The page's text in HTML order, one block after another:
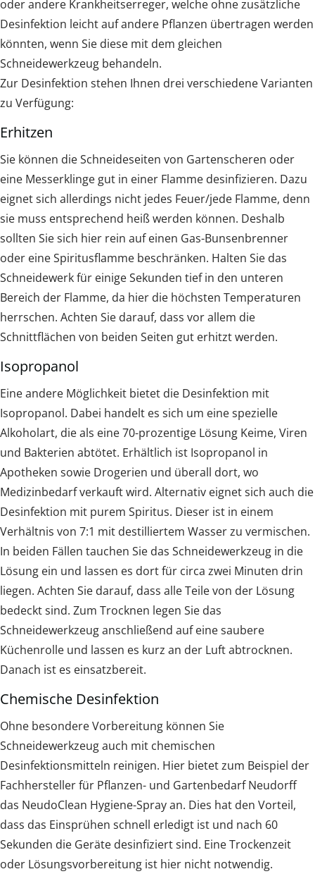
oder andere Krankheitserreger, welche ohne zusätzliche
Desinfektion leicht auf andere Pflanzen übertragen werden
könnten, wenn Sie diese mit dem gleichen
Schneidewerkzeug behandeln.
Zur Desinfektion stehen Ihnen drei verschiedene Varianten
zu Verfügung:
Erhitzen
Sie können die Schneideseiten von Gartenscheren oder
eine Messerklinge gut in einer Flamme desinfizieren. Dazu
eignet sich allerdings nicht jedes Feuer/jede Flamme, denn
sie muss entsprechend heiß werden können. Deshalb
sollten Sie sich hier rein auf einen Gas-Bunsenbrenner
oder eine Spiritusflamme beschränken. Halten Sie das
Schneidewerk für einige Sekunden tief in den unteren
Bereich der Flamme, da hier die höchsten Temperaturen
herrschen. Achten Sie darauf, dass vor allem die
Schnittflächen von beiden Seiten gut erhitzt werden.
Isopropanol
Eine andere Möglichkeit bietet die Desinfektion mit
Isopropanol. Dabei handelt es sich um eine spezielle
Alkoholart, die als eine 70-prozentige Lösung Keime, Viren
und Bakterien abtötet. Erhältlich ist Isopropanol in
Apotheken sowie Drogerien und überall dort, wo
Medizinbedarf verkauft wird. Alternativ eignet sich auch die
Desinfektion mit purem Spiritus. Dieser ist in einem
Verhältnis von 7:1 mit destilliertem Wasser zu vermischen.
In beiden Fällen tauchen Sie das Schneidewerkzeug in die
Lösung ein und lassen es dort für circa zwei Minuten drin
liegen. Achten Sie darauf, dass alle Teile von der Lösung
bedeckt sind. Zum Trocknen legen Sie das
Schneidewerkzeug anschließend auf eine saubere
Küchenrolle und lassen es kurz an der Luft abtrocknen.
Danach ist es einsatzbereit.
Chemische Desinfektion
Ohne besondere Vorbereitung können Sie
Schneidewerkzeug auch mit chemischen
Desinfektionsmitteln reinigen. Hier bietet zum Beispiel der
Fachhersteller für Pflanzen- und Gartenbedarf Neudorff
das NeudoClean Hygiene-Spray an. Dies hat den Vorteil,
dass das Einsprühen schnell erledigt ist und nach 60
Sekunden die Geräte desinfiziert sind. Eine Trockenzeit
oder Lösungsvorbereitung ist hier nicht notwendig.